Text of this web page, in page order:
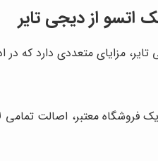
اتسو از دیجی تایر
مزایای متعددی دارد که در
فروشگاه معتبر، اصالت